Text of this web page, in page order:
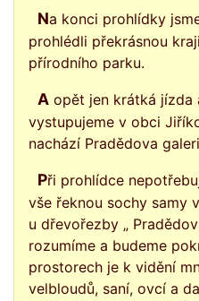
Na konci prohlídky jsme si z hlavní věže hradu
prohlédli překrásnou
přírodního parku.
A opět jen krátká jízda autobusem a již
vystupujeme v obci
nachází Pradědova
Při prohlídce nepotřebujete průvodce, protože
vše řeknou sochy samy
u dřevořezby „
rozumíme a budeme
prostorech je k vidění
velbloudů, saní, ovcí a